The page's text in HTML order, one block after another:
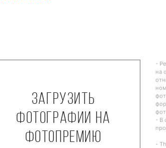
Загрузить
фотографии на
фотопремию
-
на
- В
-